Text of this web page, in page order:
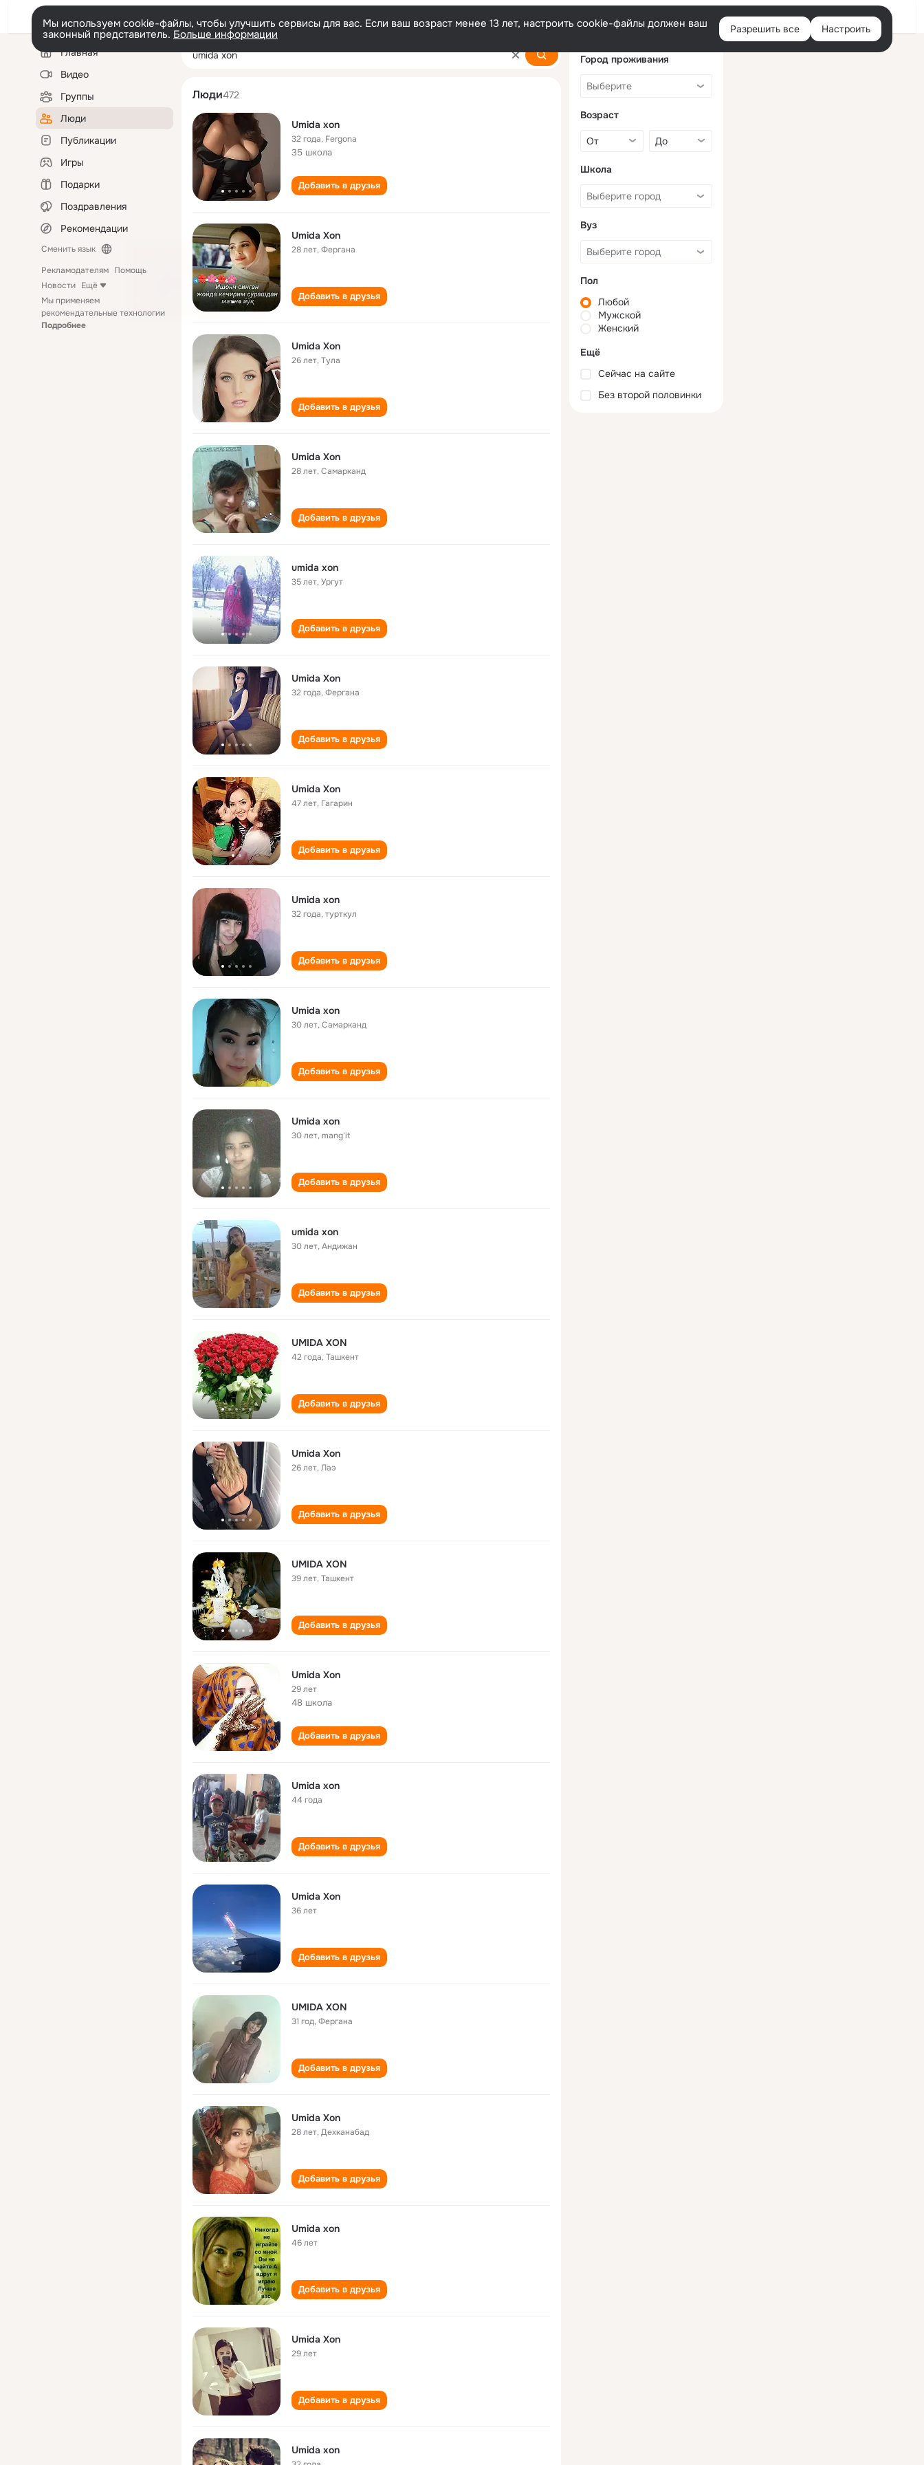
Войти
Мы используем cookie-файлы, чтобы улучшить сервисы для вас. Если ваш возраст менее 13 лет, настроить cookie-файлы должен ваш
законный представитель. Больше информации Разрешить все Настроить
Левая
колонкаГлавная
Видео
Группы
Люди
Публикации
Игры
Подарки
Поздравления
Рекомендации
Сменить язык
Рекламодателям Помощь
Новости Ещё
Мы применяем
рекомендательные технологии
Подробнее
umida xon
Люди472
Umida xon
32 года, Fergona
35 школа
Добавить в друзья
Umida Xon
28 лет,Фергана
Добавить в друзья
Umida Xon
26 лет,Тула
Добавить в друзья
Umida Xon
28 лет,Самарканд
Добавить в друзья
umida xon
35 лет,Ургут
Добавить в друзья
Umida Xon
32 года,Фергана
Добавить в друзья
Umida Xon
47 лет, Гагарин
Добавить в друзья
Umida xon
32 года,турткул
Добавить в друзья
Umida xon
30 лет,Самарканд
Добавить в друзья
Umida xon
30 лет,mang'it
Добавить в друзья
umida xon
30 лет,Андижан
Добавить в друзья
UMIDA XON
42 года,Ташкент
Добавить в друзья
Umida Xon
26 лет,Лаэ
Добавить в друзья
UMIDA XON
39 лет,Ташкент
Добавить в друзья
Umida Xon
29 лет
48 школа
Добавить в друзья
Umida xon
44 года
Добавить в друзья
Umida Xon
36 лет
Добавить в друзья
UMIDA XON
31 год,Фергана
Добавить в друзья
Umida Xon
28 лет,Дехканабад
Добавить в друзья
Umida xon
46 лет
Добавить в друзья
Umida Xon
29 лет
Добавить в друзья
Umida xon
Город проживания
Возраст
Школа
Вуз
Пол
Любой
Мужской
Женский
Ещё
Сейчас на сайте
Без второй половинки